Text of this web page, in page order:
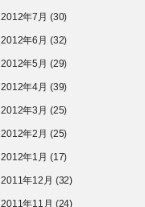
2012年7月 (30)
2012年6月 (32)
2012年5月 (29)
2012年4月 (39)
2012年3月 (25)
2012年2月 (25)
2012年1月 (17)
2011年12月 (32)
2011年11月 (24)